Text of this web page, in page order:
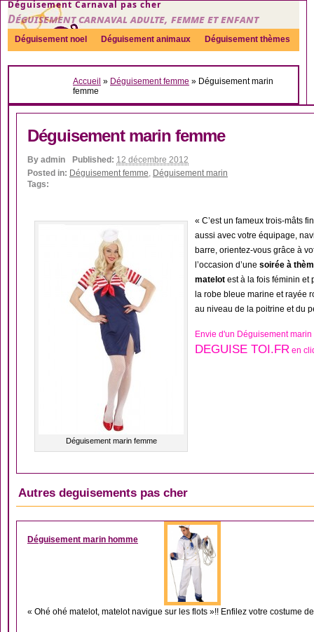
Déguisement Carnaval pas cher
Déguisement carnaval adulte, femme et enfant
Déguisement noel Déguisement animaux Déguisement thèmes
Sexy Déguisement couple Déguisements par genre Idées
Accueil » Déguisement femme » Déguisement marin
femme
Déguisement marin femme
By admin Published: 12 décembre 2012
Posted in: Déguisement femme, Déguisement marin
Tags:
Déguisement marin femme
« C’est un fameux trois-mâts
aussi avec votre équipage,
barre, orientez-vous grâce à
l’occasion d’une soirée à
matelot est à la fois féminin et
la robe bleue marine et rayée
au niveau de la poitrine et du
Envie d'un Déguisement
DEGUISE TOI.FR en
Autres deguisements pas cher
DÉGUISEMENT
Déguisement marin homme
« Ohé ohé matelot, matelot navigue sur les flots »!! Enfilez votre costume